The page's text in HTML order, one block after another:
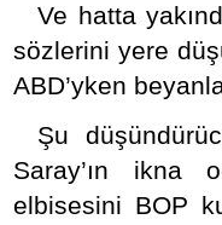
Ve hatta
sözlerini yere
ABD’yken
Şu
Saray’ın ikna
elbisesini BOP